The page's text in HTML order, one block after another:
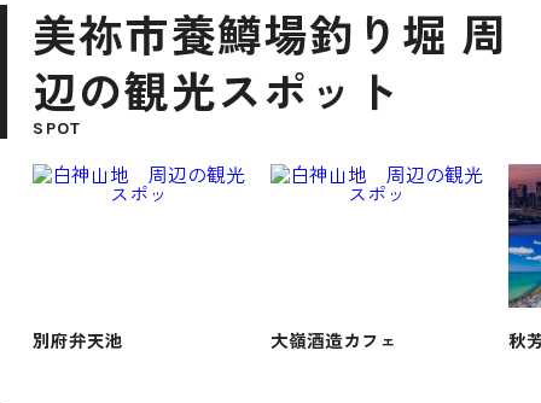
美祢市養鱒場釣り堀 周
辺の観光スポット
SPOT
別府弁天池 大嶺酒造カフェ 秋